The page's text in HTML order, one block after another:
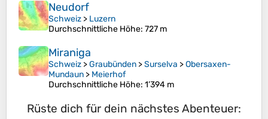
Neudorf
Schweiz > Luzern
Durchschnittliche Höhe: 727 m
Miraniga
Schweiz >Graubünden >Surselva >Obersaxen-
Mundaun > Meierhof
Durchschnittliche Höhe: 1’394 m
Rüste dich für dein nächstes Abenteuer: